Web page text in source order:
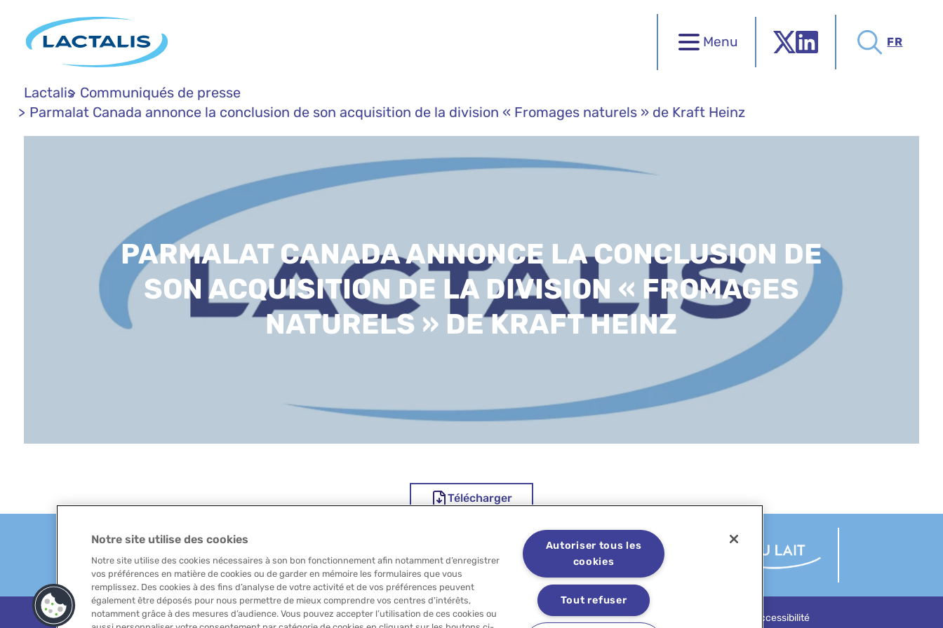
Menu FR
Lactalis Communiqués de presse
Parmalat Canada annonce la conclusion de son acquisition de la division « Fromages naturels » de Kraft Heinz
PARMALAT CANADA ANNONCE LA CONCLUSION DE
SON ACQUISITION DE LA DIVISION « FROMAGES
NATURELS » DE KRAFT HEINZ
Télécharger
Suivez-nous Actualités FAQ Contactez-nous Découvrez
Copyright 2025 LACTALIS - Tous droits réservésMentions légales Politique des cookies Politique de données personnelles Accessibilité
Notre site utilise des cookies
Notre site utilise des cookies nécessaires à son bon fonctionnement afin notamment d’enregistrer
vos préférences en matière de cookies ou de garder en mémoire les formulaires que vous
remplissez. Des cookies à des fins d’analyse de votre activité et de vos préférences peuvent
également être déposés pour nous permettre de mieux comprendre vos centres d'intérêts,
notamment grâce à des mesures d’audience. Vous pouvez accepter l’utilisation de ces cookies ou
Autoriser tous les
cookies
Tout refuser